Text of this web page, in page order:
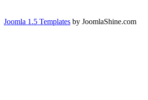
Joomla 1.5 Templates by JoomlaShine.com